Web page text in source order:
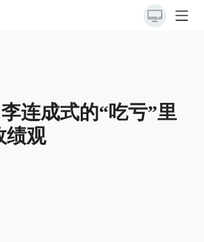
连成式的“吃亏”里
绩观